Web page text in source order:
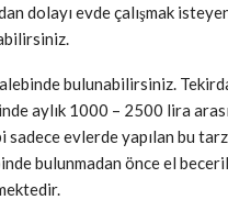
dolayı evde çalışmak
bulunabilirsiniz.
aylık 1000 – 2500 lira
evlerde yapılan bu
bulunmadan önce el